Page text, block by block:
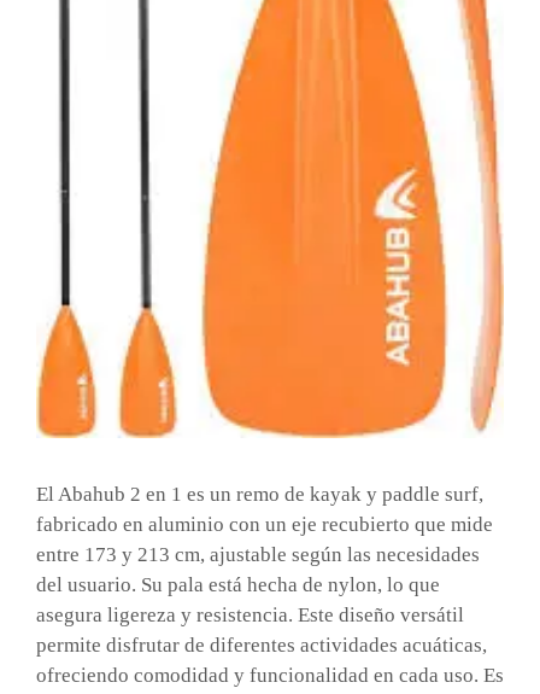
El Abahub 2 en 1 es un remo de kayak y paddle surf,
fabricado en aluminio con un eje recubierto que mide
entre 173 y 213 cm, ajustable según las necesidades
del usuario. Su pala está hecha de nylon, lo que
asegura ligereza y resistencia. Este diseño versátil
permite disfrutar de diferentes actividades acuáticas,
ofreciendo comodidad y funcionalidad en cada uso. Es